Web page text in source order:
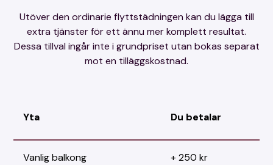
Utöver den ordinarie flyttstädningen kan du lägga till
extra tjänster för ett ännu mer komplett resultat.
Dessa tillval ingår inte i grundpriset utan bokas separat
mot en tilläggskostnad.
Yta Du betalar
Vanlig balkong + 250 kr